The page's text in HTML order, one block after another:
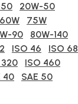
20W-50
60W
75W
90
80W-140
ISO 46
ISO 68
320
ISO 460
40
SAE 50